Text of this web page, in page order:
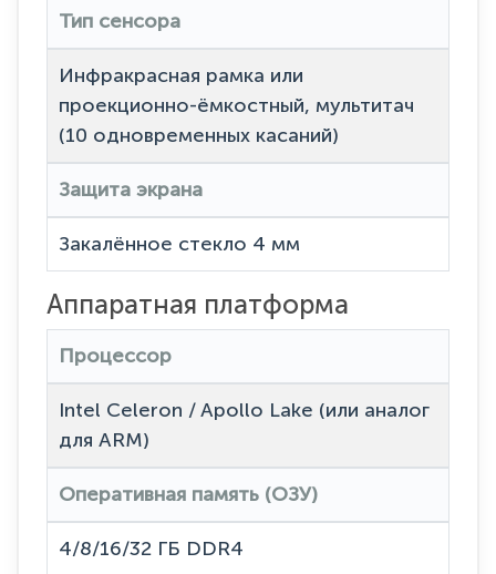
Тип сенсора
Инфракрасная рамка или
проекционно-ёмкостный, мультитач
(10 одновременных касаний)
Защита экрана
Закалённое стекло 4 мм
Аппаратная платформа
Процессор
Intel Celeron / Apollo Lake (или аналог
для ARM)
Оперативная память (ОЗУ)
4/8/16/32 ГБ DDR4